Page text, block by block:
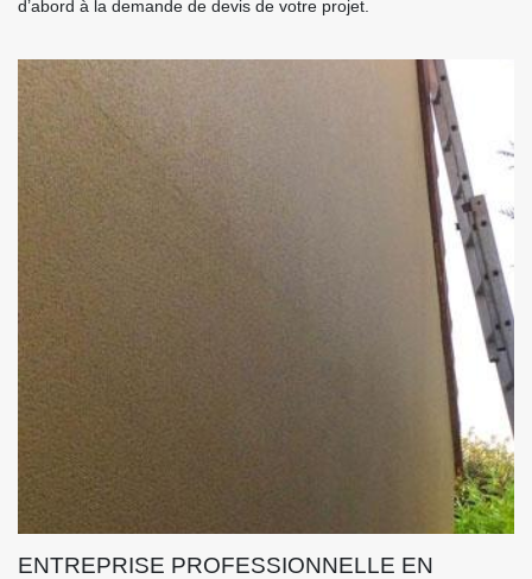
d’abord à la demande de devis de votre projet.
ENTREPRISE PROFESSIONNELLE EN